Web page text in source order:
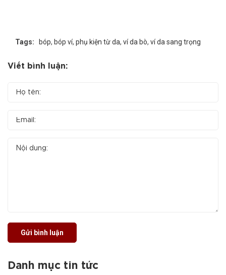
Tags: bóp, bóp ví, phụ kiện từ da, ví da bò, ví da sang trọng
Viết bình luận:
Gửi bình luận
Danh mục tin tức